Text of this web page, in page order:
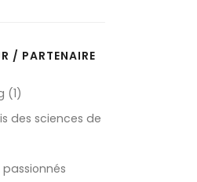
/ PARTENAIRE
(1)
des sciences de